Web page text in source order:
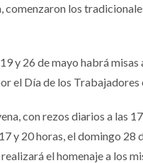
los
y 26 de mayo habrá misas
el Día de los Trabajadores
con rezos diarios a las
y 20 horas, el domingo 28
el homenaje a los